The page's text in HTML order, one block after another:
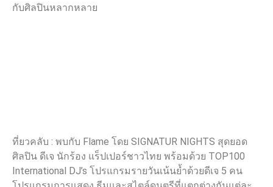
กับศิลปินหลากหลาย
ที่ยวคลับ : พบกับ Flame โดย SIGNATUR NIGHTS สุดยอด
ศิลปิน ดีเจ นักร้อง แร็ปเปอร์ชาวไทย พร้อมด้วย TOP100
International DJ’s โปรแกรมรายวันเน้นย้ำด้วยดีเจ 5 คน